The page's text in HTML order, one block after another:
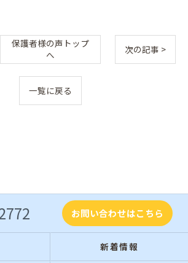
保護者様の声トップ
へ
次の記事 >
一覧に戻る
お問い合わせはこちら
新着情報